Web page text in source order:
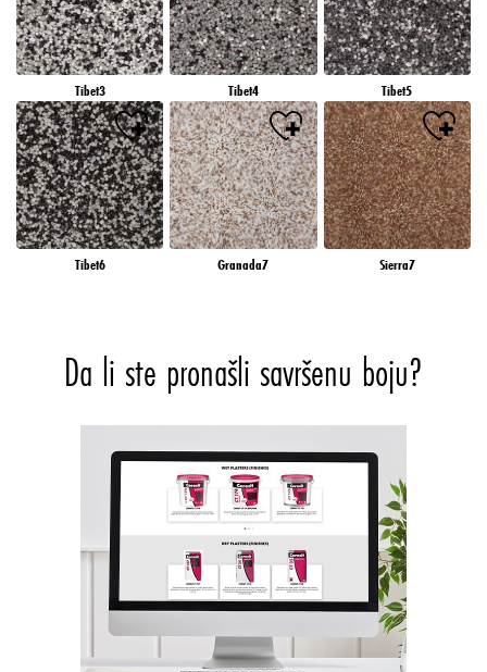
Tibet3 Tibet4 Tibet5
Tibet6 Granada7 Sierra7
Da li ste pronašli savršenu boju?